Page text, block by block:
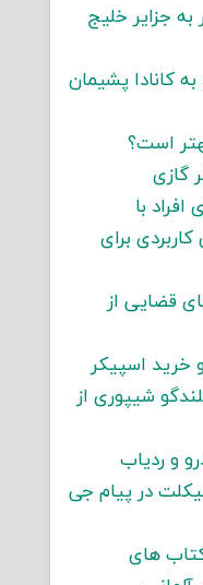
به جزایر خلیج
کانادا پشیمان
است؟
گازی
با
برای
قضایی از
خرید اسپیکر
شیپوری از
و ردیاب
در پیام جی
های